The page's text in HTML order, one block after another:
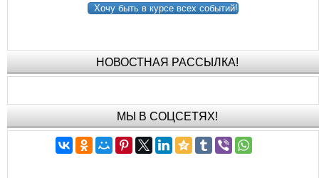
Хочу быть в курсе всех событий!
НОВОСТНАЯ РАССЫЛКА!
МЫ В СОЦСЕТЯХ!